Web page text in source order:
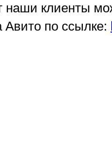
наши клиенты
по ссылке: